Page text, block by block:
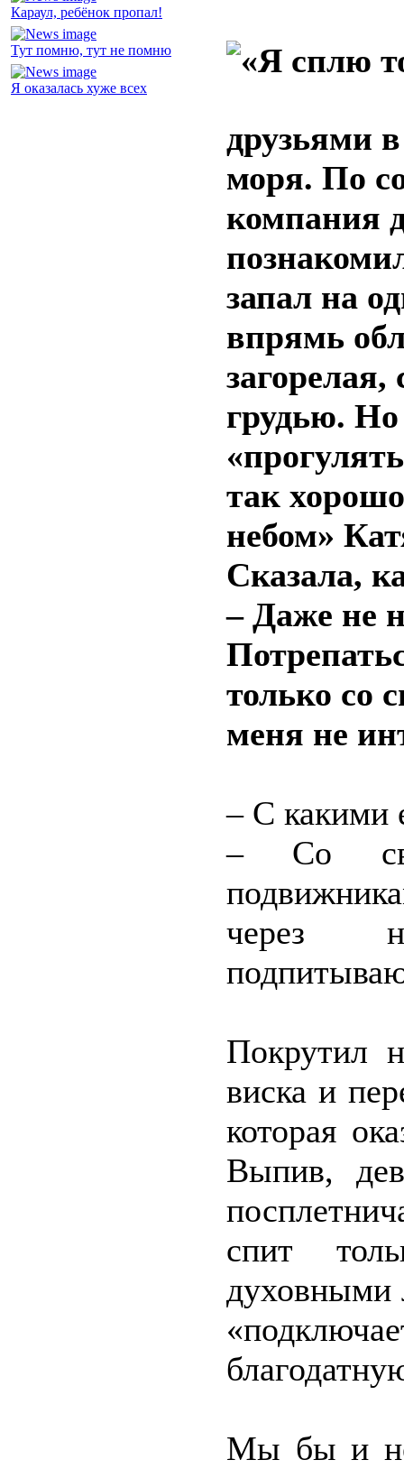
Караул, ребёнок пропал!
Тут помню, тут не помню
Я оказалась хуже всех
друзьями
моря. По
компания
запал на
впрямь
грудью.
так
небом»
Сказала,
– Даже не
только
меня не
– С какими
– Со
через
Покрутил
виска и
которая
Выпив,
спит
духовными
Мы бы и не